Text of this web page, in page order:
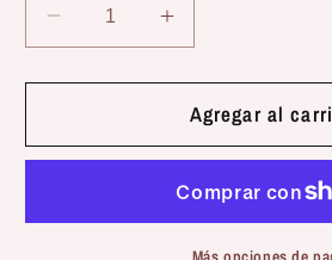
Reducir
cantidad
para
|
Spray
Aumentar
cantidad
para
Stangest
|
Life
Spray
Agregar al